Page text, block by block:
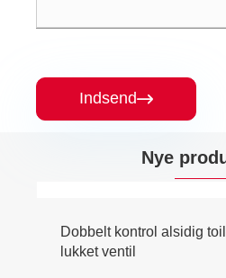
Indsend
Nye